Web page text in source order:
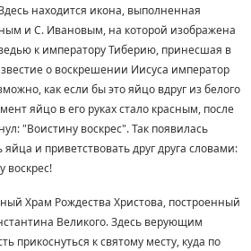
находится икона, выполненная
и С. Ивановым, на которой изображена
к императору Тиберию, принесшая в
о воскрешении Иисуса император
как если бы это яйцо вдруг из белого
яйцо в его руках стало красным, после
"Воистину воскрес". Так появилась
и приветствовать друг друга словами:
воскрес!
Храм Рождества Христова, построенный
Великого. Здесь верующим
прикоснуться к святому месту, куда по